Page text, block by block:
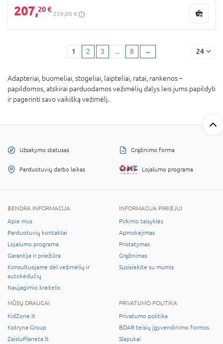
207,20 €
259,00 €
1 2 3 ... 8 → 24
Adapteriai, buomeliai, stogeliai, laipteliai, ratai, rankenos –
papildomos, atskirai parduodamos vežimėlių dalys leis jums papildyti
ir pagerinti savo vaikišką vežimėlį.
Užsakymo statusas Grąžinimo forma
Parduotuvių darbo laikas Lojalumo programa
BENDRA INFORMACIJA
Apie mus
Parduotuvių kontaktai
Lojalumo programa
Garantija ir priežiūra
Konsultuojame dėl vežimėlių ir
autokėdučių
Naujagimio kraitelis
INFORMACIJA PIRKĖJUI
Pirkimo taisyklės
Apmokėjimas
Pristatymas
Grąžinimas
Susisiekite su mumis
MŪSŲ DRAUGAI
KidZone.lt
Kotryna Group
ZaisluPlaneta.lt
PRIVATUMO POLITIKA
Privatumo politika
BDAR teisių įgyvendinimo formos
Slapukai